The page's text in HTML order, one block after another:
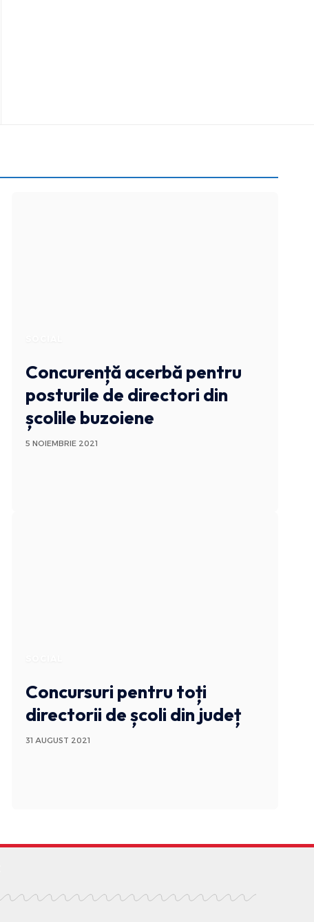
Concurență acerbă pentru
posturile de directori din
școlile buzoiene
5 NOIEMBRIE 2021
Concursuri pentru toți
directorii de școli din județ
31 AUGUST 2021